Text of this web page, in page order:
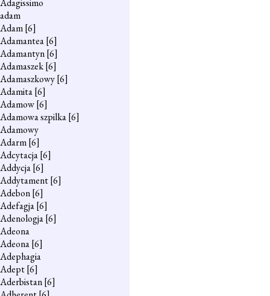
Adagissimo
adam
Adam[6]
Adamantea[6]
Adamantyn[6]
Adamaszek[6]
Adamaszkowy[6]
Adamita[6]
Adamow[6]
Adamowa szpilka[6]
Adamowy
Adarm[6]
Adcytacja[6]
Addycja[6]
Addytament[6]
Adebon[6]
Adefagja[6]
Adenologja[6]
Adeona
Adeona[6]
Adephagia
Adept[6]
Aderbistan[6]